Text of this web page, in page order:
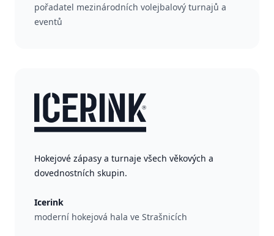
pořadatel mezinárodních volejbalový turnajů a
eventů
Hokejové zápasy a turnaje všech věkových a
dovednostních skupin.
Icerink
moderní hokejová hala ve Strašnicích